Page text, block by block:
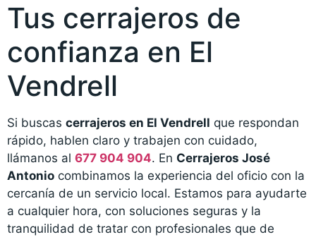
Tus cerrajeros de
confianza en El
Vendrell
Si buscas cerrajeros en El Vendrell que respondan
rápido, hablen claro y trabajen con cuidado,
llámanos al 677 904 904. En Cerrajeros José
Antonio combinamos la experiencia del oficio con la
cercanía de un servicio local. Estamos para ayudarte
a cualquier hora, con soluciones seguras y la
tranquilidad de tratar con profesionales que de